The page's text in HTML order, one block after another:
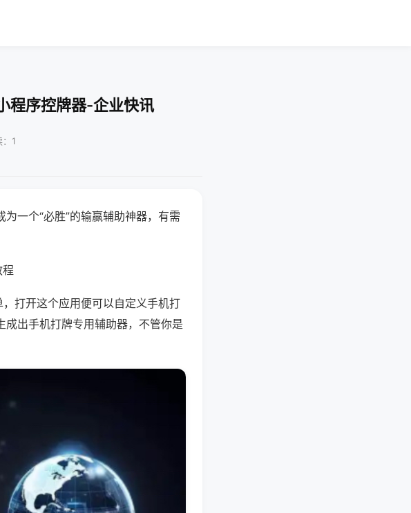
程序控牌器-企业快讯
1
一个“必胜”的输赢辅助神器，有需
打开这个应用便可以自定义手机打
出手机打牌专用辅助器，不管你是